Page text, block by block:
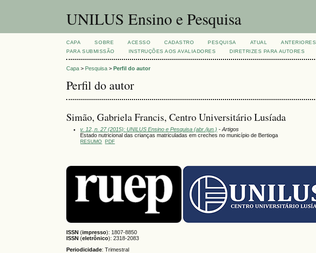
UNILUS Ensino e Pesquisa
CAPA SOBRE ACESSO CADASTRO PESQUISA ATUAL ANTERIORES
PARA SUBMISSÃO
INSTRUÇÕES AOS AVALIADORES DIRETRIZES PARA AUTORES
Capa > Pesquisa >Perfil do autor
Perfil do autor
Simão, Gabriela Francis, Centro Universitário Lusíada
v. 12, n. 27 (2015): UNILUS Ensino e Pesquisa (abr./jun.) - Artigos
Estado nutricional das crianças matriculadas em creches no município de Bertioga
RESUMO PDF
ISSN (impresso): 1807-8850
ISSN (eletrônico):2318-2083
Periodicidade: Trimestral